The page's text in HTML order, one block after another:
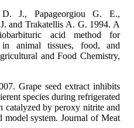
J., Papageorgiou G. E.,
and Trakatellis A. G. 1994. A
acid method for
animal tissues, food, and
and Food Chemistry,
Grape seed extract inhibits
species during refrigerated
catalyzed by peroxy nitrite and
model system. Journal of Meat